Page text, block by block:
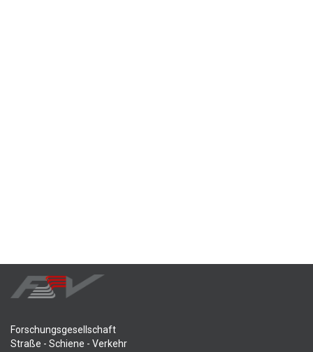
Forschungsgesellschaft
Straße - Schiene - Verkehr